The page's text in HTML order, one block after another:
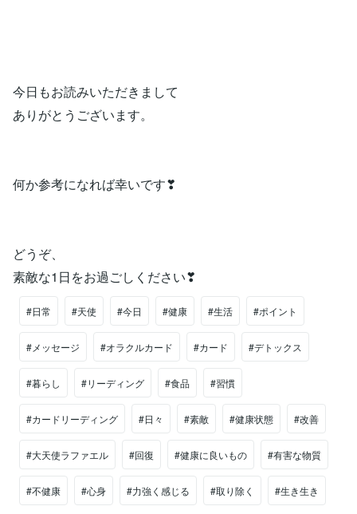
今日もお読みいただきまして
ありがとうございます。
何か参考になれば幸いです❣
どうぞ、
素敵な1日をお過ごしください❣
#日常 #天使 #今日 #健康 #生活 #ポイント
#メッセージ #オラクルカード #カード #デトックス
#暮らし #リーディング #食品 #習慣
#カードリーディング #日々 #素敵 #健康状態 #改善
#大天使ラファエル #回復 #健康に良いもの #有害な物質
#不健康 #心身 #力強く感じる #取り除く #生き生き